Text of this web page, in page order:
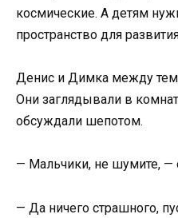
космические. А детям
пространство для
Денис и Димка между тем
Они заглядывали в
обсуждали шепотом.
— Мальчики, не шумите, —
— Да ничего страшного,